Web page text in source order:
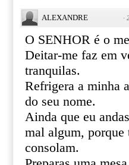
ALEXANDRE ·
O SENHOR é o
Deitar-me faz em
tranquilas.
Refrigera a minha
do seu nome.
Ainda que eu
mal algum, porque
consolam.